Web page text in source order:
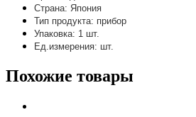
Страна: Япония
Тип продукта: прибор
Упаковка: 1 шт.
Ед.измерения: шт.
Похожие товары